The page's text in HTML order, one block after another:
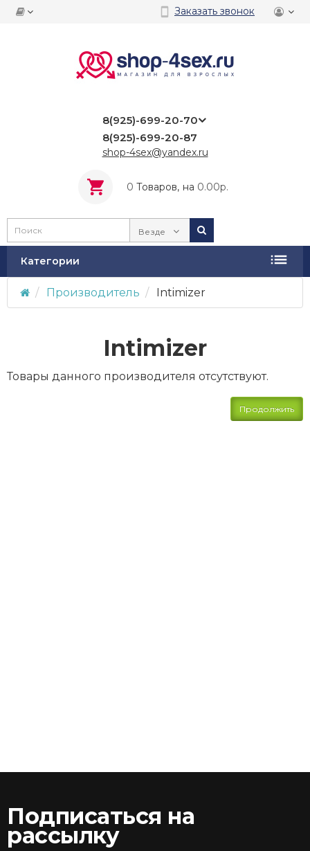
Заказать звонок
8(925)-699-20-70
8(925)-699-20-87
shop-4sex@yandex.ru
0 Tоваров, на 0.00р.
Везде
Категории
Производитель Intimizer
Intimizer
Товары данного производителя отсутствуют.
Продолжить
Подписаться на
рассылку